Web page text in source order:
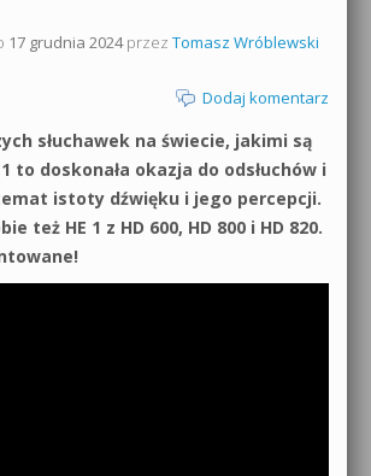
od podstaw
Massive
17 grudnia 2024przez Tomasz Wróblewski
Dodaj komentarz
słuchawek na świecie, jakimi są
to doskonała okazja do odsłuchów i
istoty dźwięku i jego percepcji.
też HE 1 z HD 600, HD 800 i HD 820.